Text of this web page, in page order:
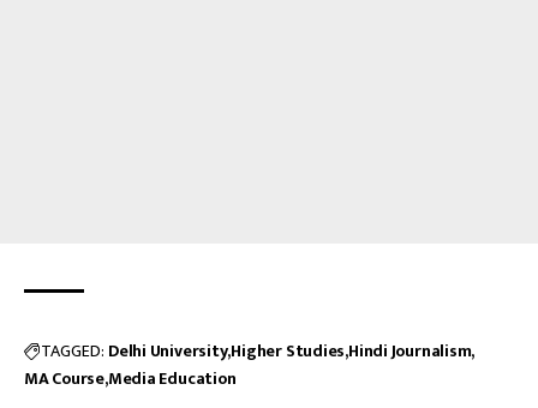
TAGGED: Delhi UniversityHigher StudiesHindi Journalism
MA CourseMedia Education